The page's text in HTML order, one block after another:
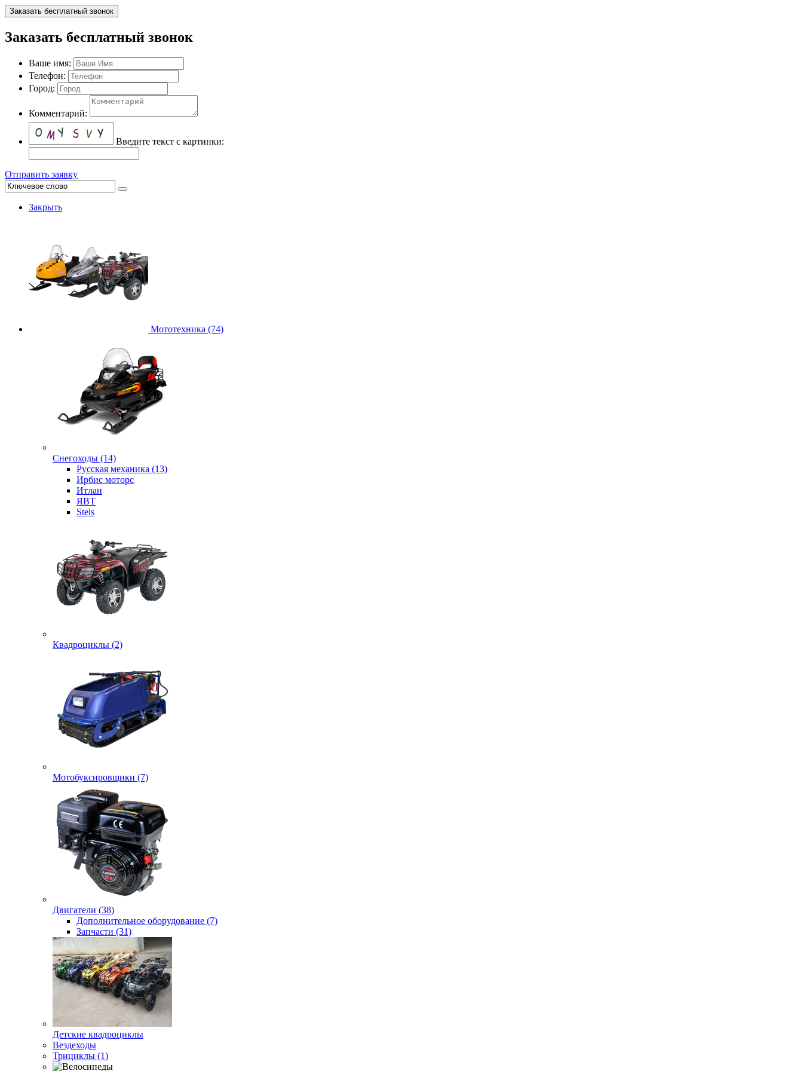
Заказать бесплатный звонок
Заказать бесплатный звонок
Ваше имя:
Телефон:
Город:
Комментарий:
Введите текст с картинки:
Отправить заявку
Закрыть
Мототехника (74)
Снегоходы (14)
Русская механика (13)
Ирбис моторс
Итлан
ЯВТ
Stels
Квадроциклы (2)
Мотобуксировщики (7)
Двигатели (38)
Дополнительное оборудование (7)
Запчасти (31)
Детские квадроциклы
Вездеходы
Трициклы (1)